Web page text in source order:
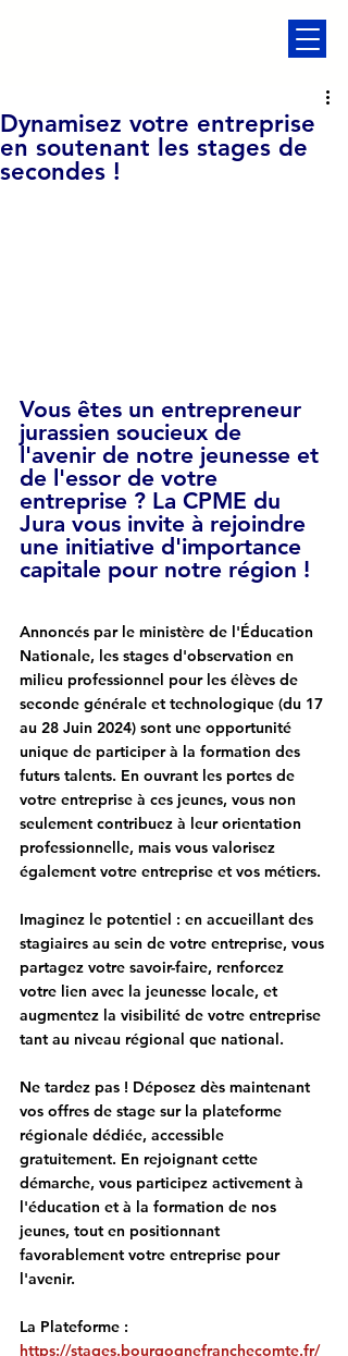
Dynamisez votre entreprise
en soutenant les stages de
secondes !
Vous êtes un entrepreneur
jurassien soucieux de
l'avenir de notre jeunesse et
de l'essor de votre
entreprise ? La CPME du
Jura vous invite à rejoindre
une initiative d'importance
capitale pour notre région !
Annoncés par le ministère de l'Éducation
Nationale, les stages d'observation en
milieu professionnel pour les élèves de
seconde générale et technologique (du 17
au 28 Juin 2024) sont une opportunité
unique de participer à la formation des
futurs talents. En ouvrant les portes de
votre entreprise à ces jeunes, vous non
seulement contribuez à leur orientation
professionnelle, mais vous valorisez
également votre entreprise et vos métiers.
Imaginez le potentiel : en accueillant des
stagiaires au sein de votre entreprise, vous
partagez votre savoir-faire, renforcez
votre lien avec la jeunesse locale, et
augmentez la visibilité de votre entreprise
tant au niveau régional que national.
Ne tardez pas ! Déposez dès maintenant
vos offres de stage sur la plateforme
régionale dédiée, accessible
gratuitement. En rejoignant cette
démarche, vous participez activement à
l'éducation et à la formation de nos
jeunes, tout en positionnant
favorablement votre entreprise pour
l'avenir.
La Plateforme :
https://stages.bourgognefranchecomte.fr/